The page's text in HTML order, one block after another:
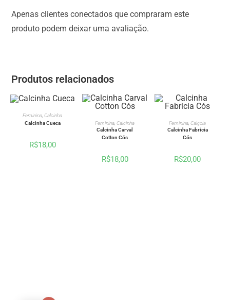
Apenas clientes conectados que compraram este
produto podem deixar uma avaliação.
Produtos relacionados
VER OPÇÕES
Feminina ,Calcinha
Calcinha Cueca
R$18,00
VER OPÇÕES
Feminina ,Calcinha
Calcinha Carval
Cotton Cós
R$18,00
VER OPÇÕES
Feminina ,Calçola
Calcinha Fabricia
Cós
R$20,00